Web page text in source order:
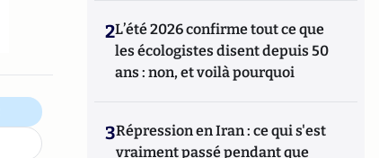
2L’été 2026 confirme tout ce que
les écologistes disent depuis 50
ans : non, et voilà pourquoi
3Répression en Iran : ce qui s'est
vraiment passé pendant que